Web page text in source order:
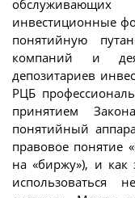
инвестиционные
понятийную
компаний и
депозитариев
РЦБ
принятием
понятийный
правовое понятие
на «биржу»), и как
использоваться